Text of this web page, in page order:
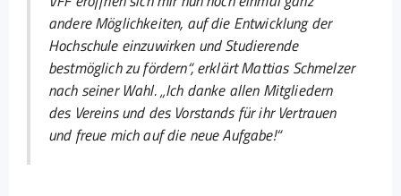
andere Möglichkeiten, auf die Entwicklung der
Hochschule einzuwirken und Studierende
bestmöglich zu fördern“, erklärt Mattias Schmelzer
nach seiner Wahl. „Ich danke allen Mitgliedern
des Vereins und des Vorstands für ihr Vertrauen
und freue mich auf die neue Aufgabe!“